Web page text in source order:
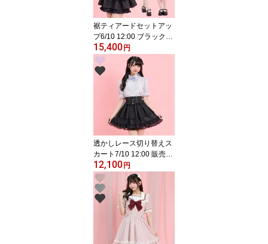
ー ブラック 黒 レー
裾ティアードセットアッ
プ6/10 12:00 ブラック再
入荷4/3 12:00 販売スタ
ートsecrethoney シー
クレットハニー シーハ
ニ 量産型 地雷系 参
戦服 レディース 可愛
い 半袖 無地 ピン
ク ブラック 黒
15,400円
透かしレース切り替えス
カート7/10 12:00 販売ス
タートsecrethoney シ
ークレットハニー シー
ハニ 量産型 地雷系
双子コーデ 参戦服 レ
ディース ガーリー ラ
ベンダー 黒 ブラック
12,100円